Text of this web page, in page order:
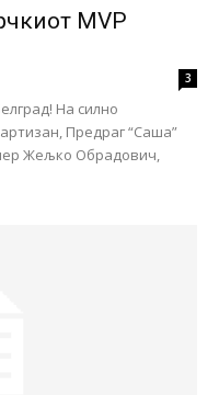
MVP
3
На силно
Предраг “Саша”
Жељко Обрадович,